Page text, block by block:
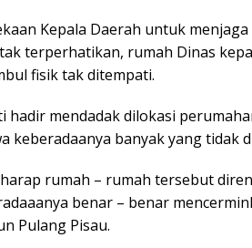
Kepala Daerah untuk
terperhatikan, rumah Dinas
fisik tak ditempati.
hadir mendadak dilokasi
keberadaanya banyak yang tidak
rumah – rumah tersebut
benar – benar
Pulang Pisau.